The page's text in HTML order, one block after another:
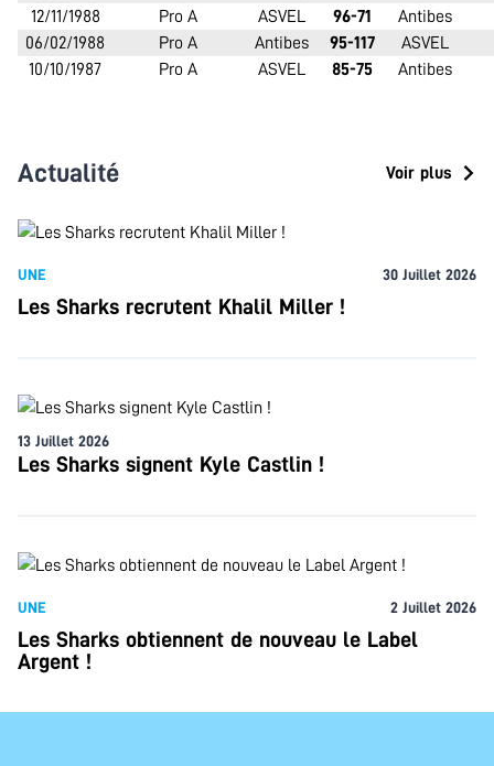
12/11/1988
Pro A ASVEL 96-71
Antibes
06/02/1988
Pro A Antibes 95-117
ASVEL
10/10/1987
Pro A ASVEL 85-75 Antibes
Actualité Voir plus
UNE 30 Juillet 2026
Les Sharks recrutent Khalil Miller !
13 Juillet 2026
Les Sharks signent Kyle Castlin !
UNE 2 Juillet 2026
Les Sharks obtiennent de nouveau le Label
Argent !